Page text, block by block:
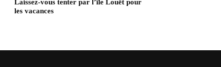
Laissez-vous tenter par l’île Louët pour
les vacances